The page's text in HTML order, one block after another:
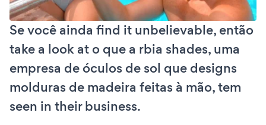
Se você ainda find it unbelievable, então
take a look at o que a rbia shades, uma
empresa de óculos de sol que designs
molduras de madeira feitas à mão, tem
seen in their business.